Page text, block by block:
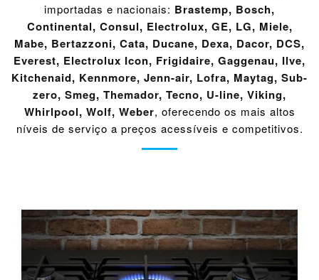
importadas e nacionais: Brastemp, Bosch,
Continental, Consul, Electrolux, GE, LG, Miele,
Mabe, Bertazzoni, Cata, Ducane, Dexa, Dacor, DCS,
Everest, Electrolux Icon, Frigidaire, Gaggenau, Ilve,
Kitchenaid, Kennmore, Jenn-air, Lofra, Maytag, Sub-
zero, Smeg, Themador, Tecno, U-line, Viking,
Whirlpool, Wolf, Weber, oferecendo os mais altos
níveis de serviço a preços acessíveis e competitivos.